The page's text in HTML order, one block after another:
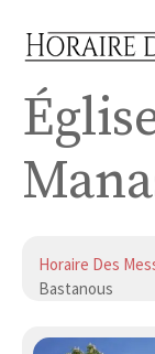
Horaire Des
Bastanous